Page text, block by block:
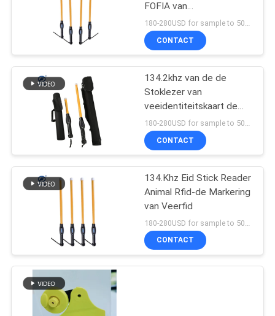
FOFIA van
identiteitskaart van ISO
11784/5 fdx-B 134khz
EID Tag Reader For
CONTACT
134.2khz van de de
Stoklezer van
veeidentiteitskaart de
Lezing van
identiteitskaart van
Scanner EID Tag For
CONTACT
134.Khz Eid Stick Reader
Animal Rfid-de Markering
van Veerfid
CONTACT